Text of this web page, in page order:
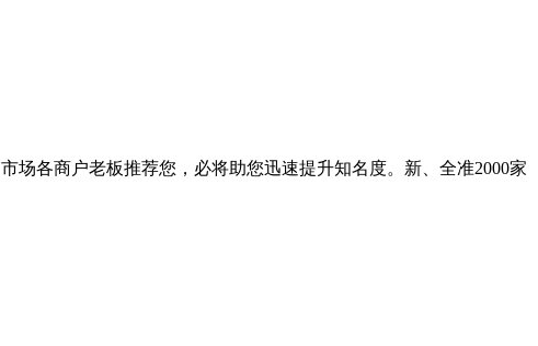
场各商户老板推荐您，必将助您迅速提升知名度。新、全准2000家